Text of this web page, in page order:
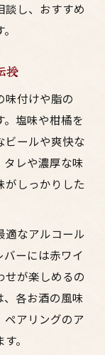
談し、おすすめ
授
味付けや脂の
塩味や柑橘を
ビールや爽快な
レや濃厚な味
がしっかりした
適なアルコール
ーには赤ワイ
せが楽しめるの
各お酒の風味
ペアリングのア
。